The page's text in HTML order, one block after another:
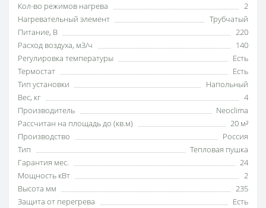
Кол-во режимов нагрева
2
Нагревательный элемент
Трубчатый
Питание, В
220
Расход воздуха, м3/ч
140
Регулировка температуры
Есть
Термостат
Есть
Тип установки
Напольный
Вес, кг
4
Производитель
Neoclima
Рассчитан на площадь до (кв.м)
20 м²
Производство
Россия
Тип
Тепловая пушка
Гарантия мес.
24
Мощность кВт
2
Высота мм
235
Защита от перегрева
Есть